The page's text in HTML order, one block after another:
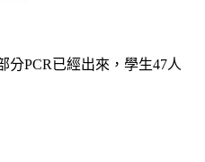
PCR已經出來，學生47人